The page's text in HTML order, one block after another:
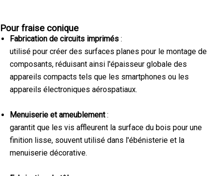
Pour fraise conique
Fabrication de circuits imprimés :
utilisé pour créer des surfaces planes pour le montage de
composants, réduisant ainsi l'épaisseur globale des
appareils compacts tels que les smartphones ou les
appareils électroniques aérospatiaux.
Menuiserie et ameublement:
garantit que les vis affleurent la surface du bois pour une
finition lisse, souvent utilisé dans l'ébénisterie et la
menuiserie décorative.